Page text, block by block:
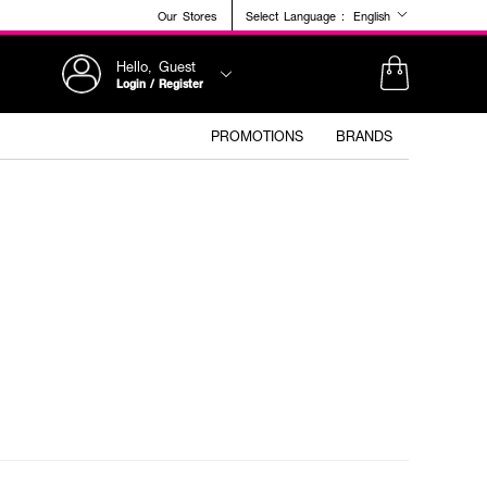
Our Stores Select Language : English
Hello, Guest
Login / Register
PROMOTIONS BRANDS